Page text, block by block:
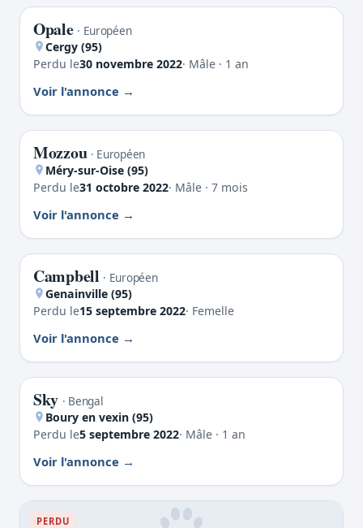
PERDU
Opale · Européen
Cergy (95)
Perdu le30 novembre 2022· Mâle · 1 an
Voir l'annonce
PERDU
Mozzou · Européen
Méry-sur-Oise (95)
Perdu le31 octobre 2022· Mâle · 7 mois
Voir l'annonce
PERDU
Campbell · Européen
Genainville (95)
Perdu le15 septembre 2022· Femelle
Voir l'annonce
PERDU
Sky · Bengal
Boury en vexin (95)
Perdu le5 septembre 2022· Mâle · 1 an
Voir l'annonce
PERDU